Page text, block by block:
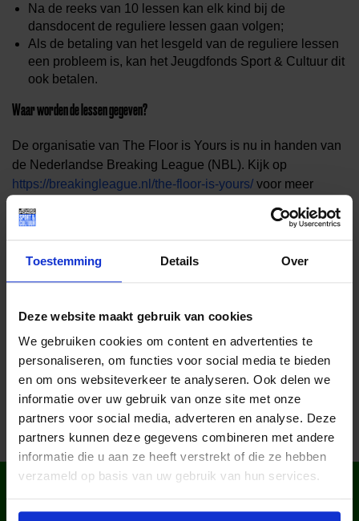
Toestemming Details Over
Deze website maakt gebruik van cookies
We gebruiken cookies om content en advertenties te
personaliseren, om functies voor social media te bieden
en om ons websiteverkeer te analyseren. Ook delen we
informatie over uw gebruik van onze site met onze
partners voor social media, adverteren en analyse. Deze
partners kunnen deze gegevens combineren met andere
informatie die u aan ze heeft verstrekt of die ze hebben
verzameld op basis van uw gebruik van hun services.
Na de reeks van 10 lessen kan elk kind bij de
dansdocent de reguliere lessen gaan volgen;
Als de betaling van het lesgeld van de reguliere lessen
een probleem is, kan het Jeugdfonds Sport & Cultuur dit
ook betalen.
Waar worden de lessen gegeven?
De organisatie van The Floor is Yours is nu in handen van
de Nederlandse Breaking League (NBL). Kijk op
https://breakingleague.nl/the-floor-is-yours/ voor meer
Deel dit bericht op social media!
WIST JE DAT IN
NEDERLAND?